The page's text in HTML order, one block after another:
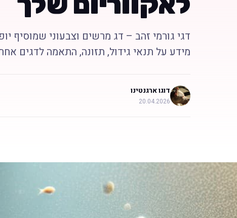
דגי גורמי זהב – דג מרשים וצבעוני שמוסיף
מידע על תנאי גידול, תזונה, התאמה לדגים
דוגו ארגנטינו
20.04.2026